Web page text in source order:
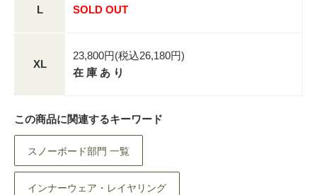
L SOLD OUT
XL
23,800円(税込26,180円)
在 庫 あ り
この商品に関連するキーワード
スノーボード部門 一覧
インナーウェア・レイヤリング